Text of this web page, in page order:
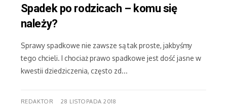
Spadek po rodzicach – komu się
należy?
Sprawy spadkowe nie zawsze są tak proste, jakbyśmy
tego chcieli. I chociaż prawo spadkowe jest dość jasne w
kwestii dziedziczenia, często zd...
REDAKTOR 28 LISTOPADA 2018